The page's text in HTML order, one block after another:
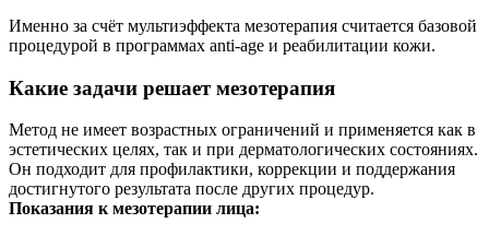
Именно за счёт мультиэффекта мезотерапия считается базовой
процедурой в программах anti-age и реабилитации кожи.
Какие задачи решает мезотерапия
Метод не имеет возрастных ограничений и применяется как в
эстетических целях, так и при дерматологических состояниях.
Он подходит для профилактики, коррекции и поддержания
достигнутого результата после других процедур.
Показания к мезотерапии лица: